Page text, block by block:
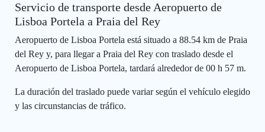
Servicio de transporte desde Aeropuerto de
Lisboa Portela a Praia del Rey
Aeropuerto de Lisboa Portela está situado a 88.54 km de Praia
del Rey y, para llegar a Praia del Rey con traslado desde el
Aeropuerto de Lisboa Portela, tardará alrededor de 00 h 57 m.
La duración del traslado puede variar según el vehículo elegido
y las circunstancias de tráfico.